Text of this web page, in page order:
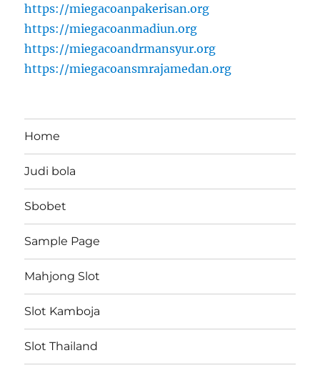
https://miegacoanpakerisan.org
https://miegacoanmadiun.org
https://miegacoandrmansyur.org
https://miegacoansmrajamedan.org
Home
Judi bola
Sbobet
Sample Page
Mahjong Slot
Slot Kamboja
Slot Thailand